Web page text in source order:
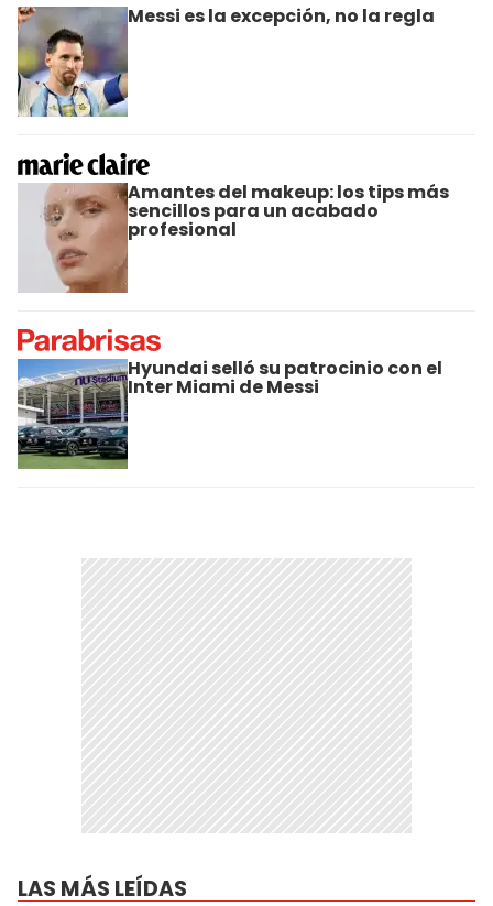
Messi es la excepción, no la regla
Amantes del makeup: los tips más
sencillos para un acabado
profesional
Hyundai selló su patrocinio con el
Inter Miami de Messi
LAS MÁS LEÍDAS